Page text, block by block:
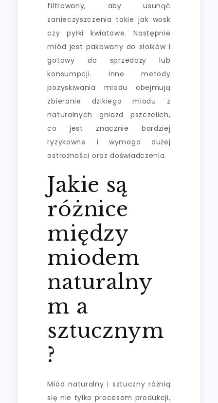
filtrowany, aby usunąć
zanieczyszczenia takie jak wosk
czy pyłki kwiatowe. Następnie
miód jest pakowany do słoików i
gotowy do sprzedaży lub
konsumpcji. Inne metody
pozyskiwania miodu obejmują
zbieranie dzikiego miodu z
naturalnych gniazd pszczelich,
co jest znacznie bardziej
ryzykowne i wymaga dużej
ostrożności oraz doświadczenia.
Jakie są
różnice
między
miodem
naturalny
m a
sztucznym
?
Miód naturalny i sztuczny różnią
się nie tylko procesem produkcji,